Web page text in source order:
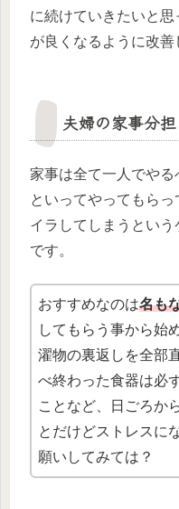
に続けていきたいと
が良くなるように改善
夫婦の家事分
家事は全て一人でや
といってやってもら
イラしてしまうとい
です。
おすすめなのは名も
してもらう事から始
濯物の裏返しを全部
べ終わった食器は必
ことなど、日ごろか
とだけどストレスに
願いしてみては？